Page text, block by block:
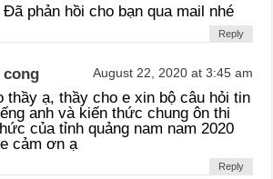
Đã phản hồi cho bạn qua mail nhé
Reply
cong August 22, 2020 at 3:45 am
thầy ạ, thầy cho e xin bộ câu hỏi tin
anh và kiến thức chung ôn thi
của tỉnh quảng nam nam 2020
cảm ơn ạ
Reply